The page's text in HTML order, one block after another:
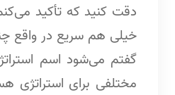
دقت کنید که تأکید
خیلی هم سریع در واقع
گفتم می‌شود اسم
مختلفی برای